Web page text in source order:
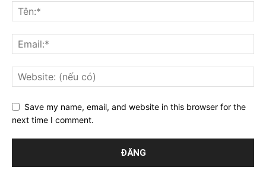
Save my name, email, and website in this browser for the
next time I comment.